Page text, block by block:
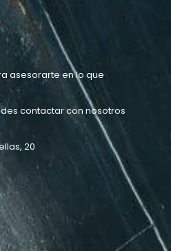
EN
asesorarte en lo que
contactar con nosotros
20